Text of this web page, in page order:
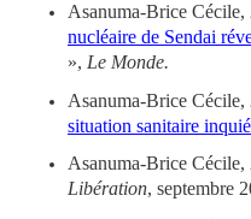
Asanuma-Brice Cécile,
nucléaire de Sendai
», Le Monde.
Asanuma-Brice Cécile,
situation sanitaire
Asanuma-Brice Cécile,
Libération, septembre